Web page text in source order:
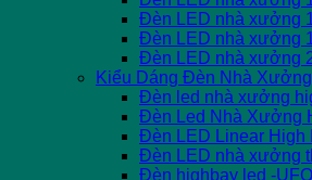
Đèn LED nhà xưởng
Đèn LED nhà xưởng
Đèn LED nhà xưởng
Kiểu Dáng Đèn Nhà Xưởng
Đèn led nhà xưởng
Đèn Led Nhà Xưởng
Đèn LED Linear High
Đèn LED nhà xưởng
Đèn highbay led -UFO